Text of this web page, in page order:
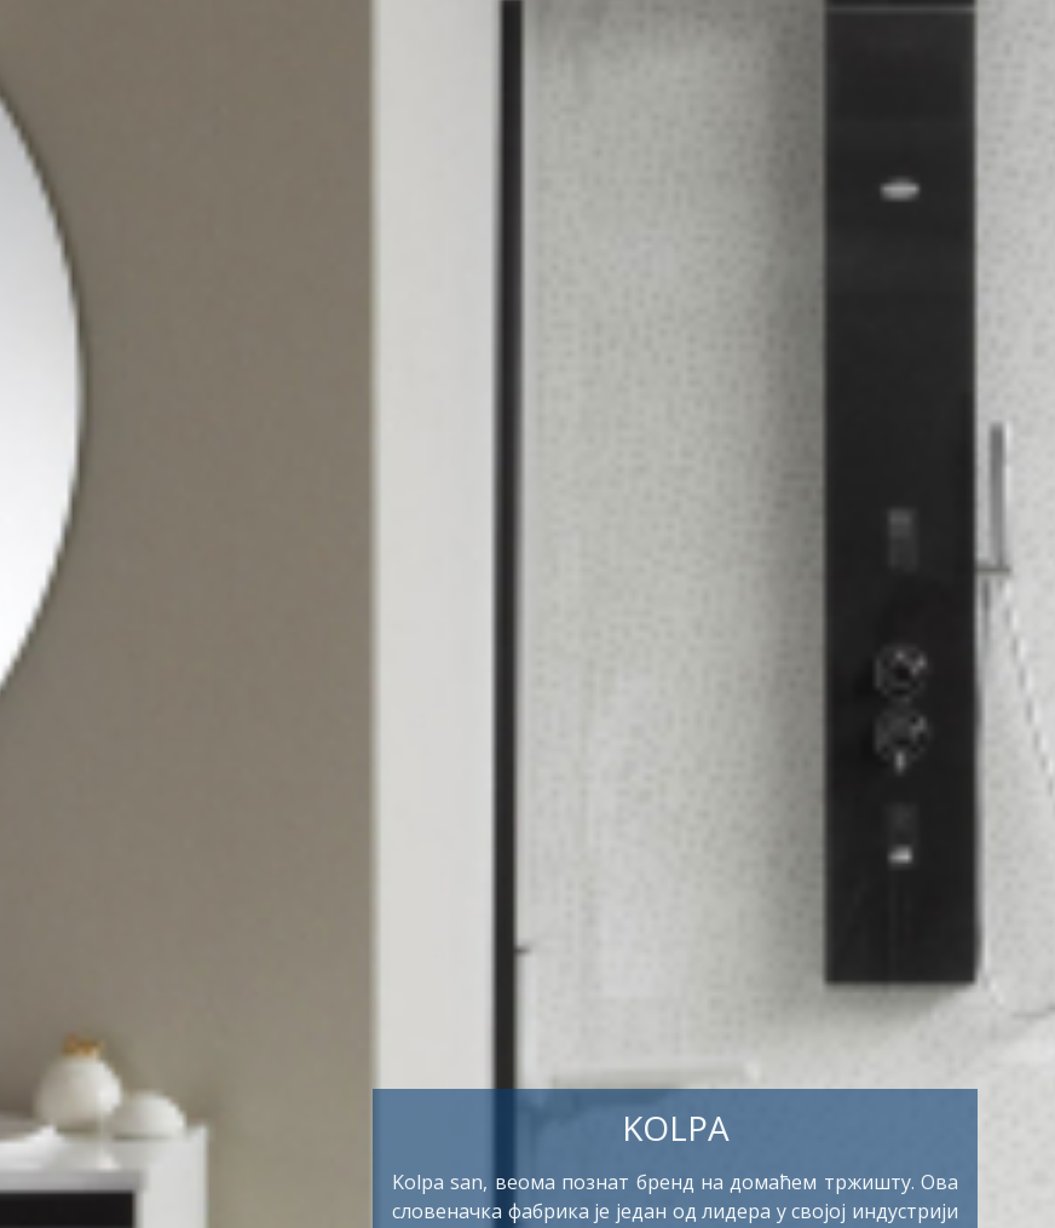
DAD DRÄXLMAIER AUTOMOTIVE
Немачка компанија која има више од 70.000 сарадника
широм света, послује на више од 60 локација у преко 20
земаља света. Клијенти компаније су: Audi, BMW, Jaguar,
Land Rover, Maserati, Mercedes-Benz, MINI, Porsche и VW.
DRÄXLMAIER GROUP 2007. отвара своју фабрику у